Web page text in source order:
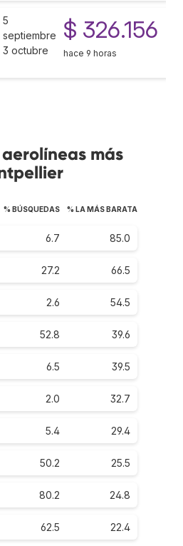
5
septiembre
3 octubre
$ 326.156
hace 9 horas
más
% BÚSQUEDAS % LA MÁS BARATA
6.7 85.0
27.2 66.5
2.6 54.5
52.8 39.6
6.5 39.5
2.0 32.7
5.4 29.4
50.2 25.5
80.2 24.8
62.5 22.4